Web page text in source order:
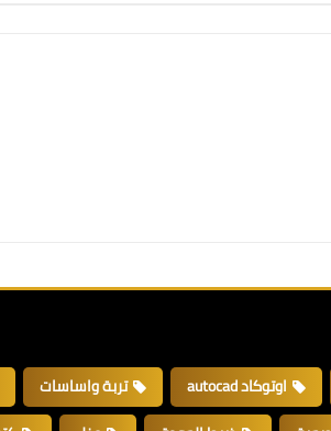
اوتوكاد autocad تربة واساسات